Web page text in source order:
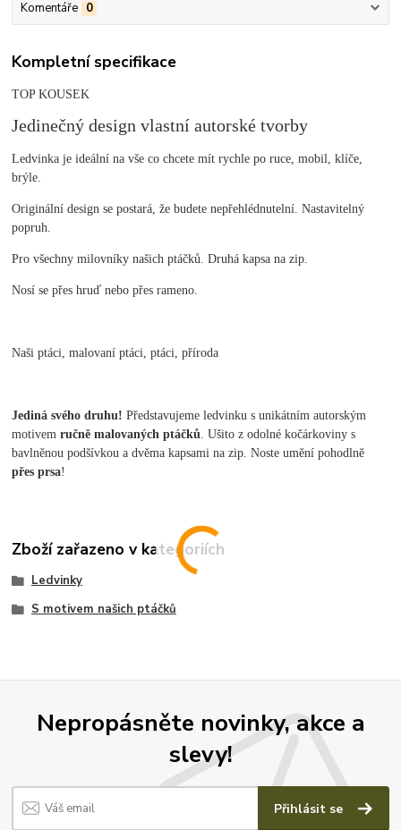
Komentáře 0
Kompletní specifikace
TOP KOUSEK
Jedinečný design vlastní autorské tvorby
Ledvinka je ideální na vše co chcete mít rychle po ruce, mobil, klíče,
brýle.
Originální design se postará, že budete nepřehlédnutelní. Nastavitelný
popruh.
Pro všechny milovníky našich ptáčků. Druhá kapsa na zip.
Nosí se přes hruď nebo přes rameno.
Naši ptáci, malovaní ptáci, ptáci, příroda
Jediná svého druhu! Představujeme ledvinku s unikátním autorským
motivemručně malovaných ptáčků . Ušito z odolné kočárkoviny s
bavlněnou podšívkou a dvěma kapsami na zip. Noste umění pohodlně
přes prsa!
Zboží zařazeno v kategoriích
Ledvinky
S motivem našich ptáčků
Nepropásněte novinky, akce a
slevy!
Přihlásit se